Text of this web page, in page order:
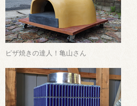
ピザ焼きの達人！亀山さん